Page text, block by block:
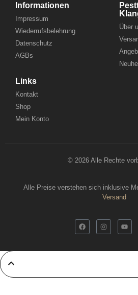
Informationen
Impressum
Wiederrufsbelehrung
Datenschutz
AGBs
Über
Links
Kontakt
Shop
Mein Konto
© 2026 Alle Rechte
Alle Preise verstehen sich inklusive
Versand